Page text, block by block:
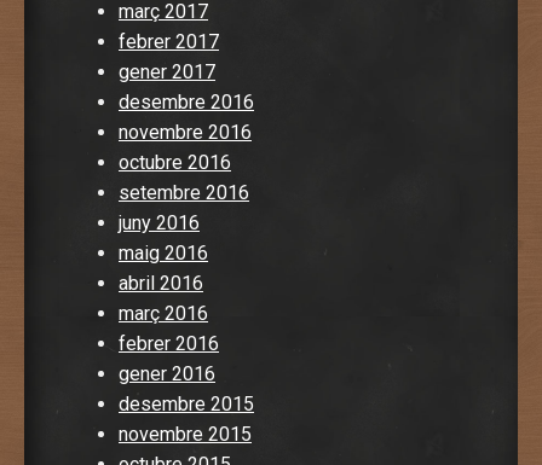
març 2017
febrer 2017
gener 2017
desembre 2016
novembre 2016
octubre 2016
setembre 2016
juny 2016
maig 2016
abril 2016
març 2016
febrer 2016
gener 2016
desembre 2015
novembre 2015